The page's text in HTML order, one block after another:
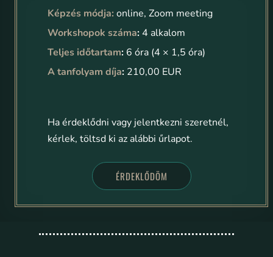
Képzés módja: online, Zoom meeting
Workshopok száma: 4 alkalom
Teljes időtartam: 6 óra (4 × 1,5 óra)
A tanfolyam díja: 210,00 EUR
Ha érdeklődni vagy jelentkezni szeretnél,
kérlek, töltsd ki az alábbi űrlapot.
ÉRDEKLŐDÖM